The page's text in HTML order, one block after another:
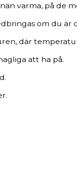
varma, på de
om du är
där
att ha på.